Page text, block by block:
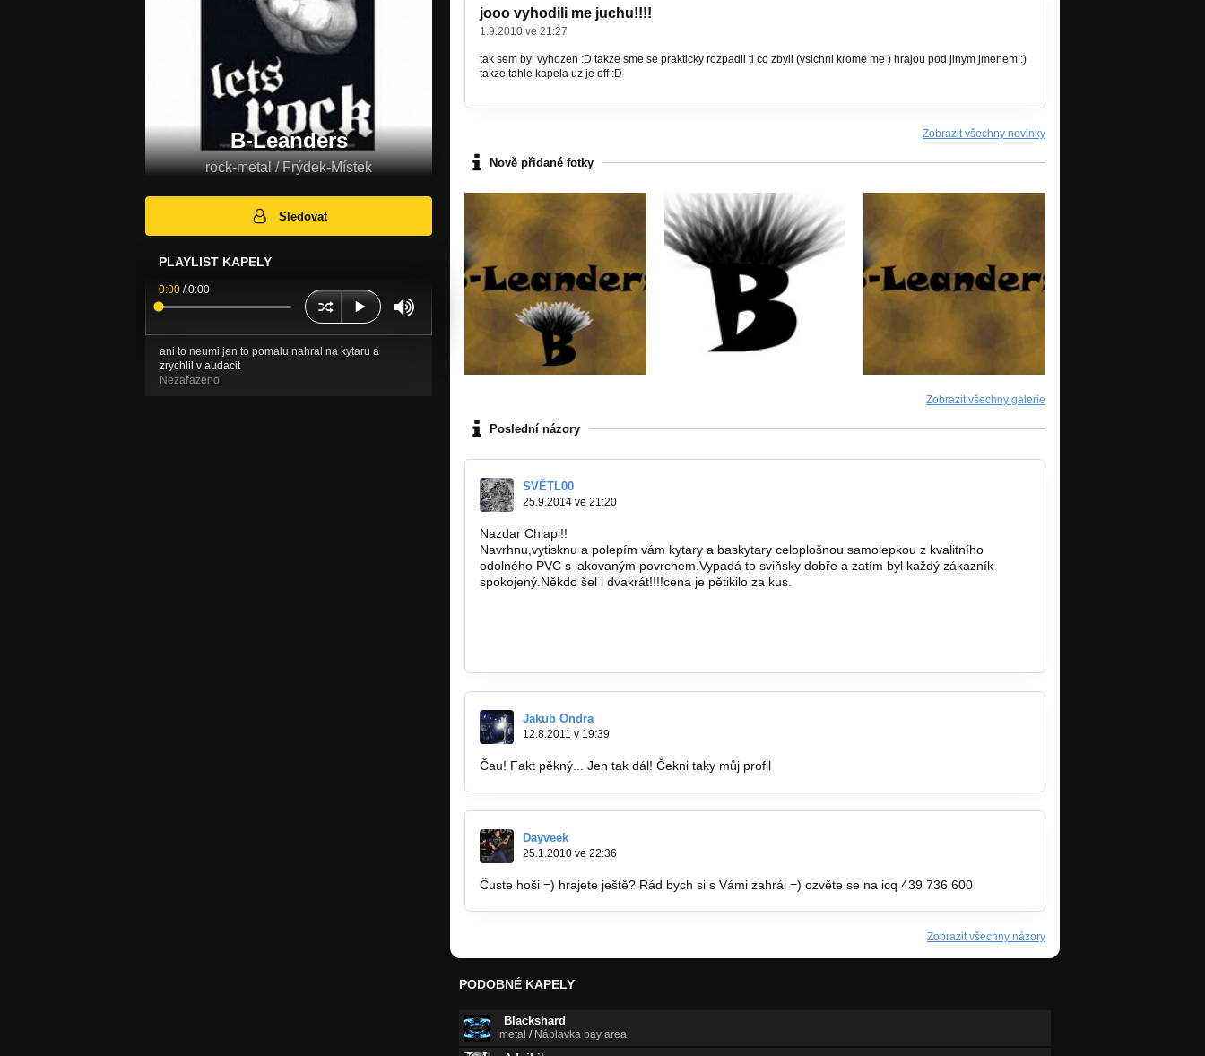
B-Leanders
rock-metal / Frýdek-Místek
Sledovat
PLAYLIST KAPELY
0:00 /0:00
ani to neumi jen to pomalu nahral na kytaru a
zrychlil v audacit
Nezařazeno
jooo vyhodili me juchu!!!!
1.9.2010 ve 21:27
tak sem byl vyhozen :D takze sme se prakticky rozpadli ti co zbyli (vsichni krome me ) hrajou pod jinym jmenem :)
takze tahle kapela uz je off :D
Zobrazit všechny novinky
Nově přidané fotky
Zobrazit všechny galerie
Poslední názory
SVĚTL00
25.9.2014 ve 21:20
Nazdar Chlapi!!
Navrhnu,vytisknu a polepím vám kytary a baskytary celoplošnou samolepkou z kvalitního
odolného PVC s lakovaným povrchem.Vypadá to sviňsky dobře a zatím byl každý zákazník
spokojený.Někdo šel i dvakrát!!!!cena je pětikilo za kus.
Jakub Ondra
12.8.2011 v 19:39
Čau! Fakt pěkný... Jen tak dál! Čekni taky můj profil
Dayveek
25.1.2010 ve 22:36
Čuste hoši =) hrajete ještě? Rád bych si s Vámi zahrál =) ozvěte se na icq 439 736 600
Zobrazit všechny názory
PODOBNÉ KAPELY
Blackshard
metal / Náplavka bay area